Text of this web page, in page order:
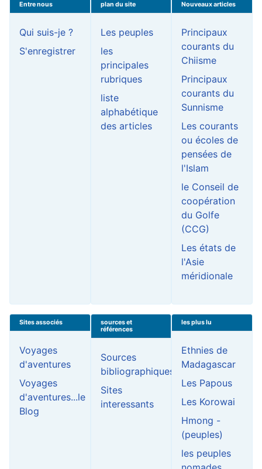
Entre nous
Qui suis-je ?
S'enregistrer
plan du site
Les peuples
les
principales
rubriques
liste
alphabétique
des articles
Nouveaux articles
Principaux
courants du
Chiisme
Principaux
courants du
Sunnisme
Les courants
ou écoles de
pensées de
l'Islam
le Conseil de
coopération
du Golfe
(CCG)
Les états de
l'Asie
méridionale
Sites associés
Voyages
d'aventures
Voyages
d'aventures...le
Blog
sources et
références
Sources
bibliographiques
Sites
interessants
les plus lu
Ethnies de
Madagascar
Les Papous
Les Korowai
Hmong -
(peuples)
les peuples